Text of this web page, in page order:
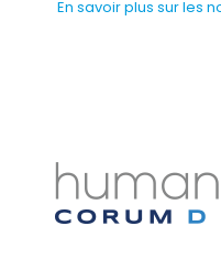
En savoir plus sur les